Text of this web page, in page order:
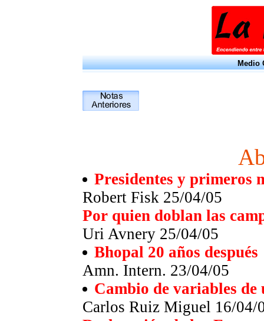
Medio
Presidentes y primeros
Robert Fisk 25/04/05
Por quien doblan las
Uri Avnery 25/04/05
Bhopal 20 años después
Amn. Intern. 23/04/05
Cambio de variables de
Carlos Ruiz Miguel 16/04/